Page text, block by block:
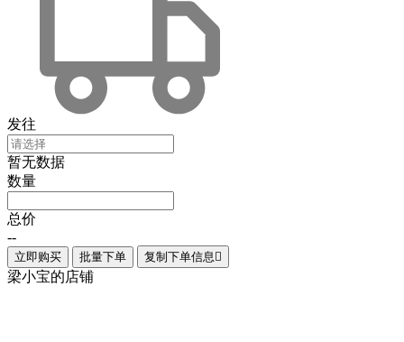
发往
暂无数据
数量
总价
--
立即购买 批量下单 复制下单信息 
梁小宝的店铺